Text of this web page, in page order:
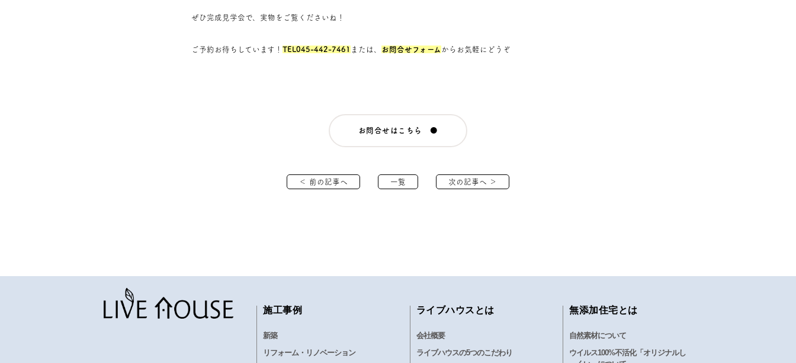
ぜひ完成見学会で、実物をご覧くださいね！
ご予約お待ちしています！ TEL045-442-7461 または、 お問合せフォーム からお気軽にどうぞ
お問合せはこちら ●
＜ 前の記事へ 一覧 次の記事へ ＞
施工事例
新築
リフォーム・リノベーション
ライブハウスとは
会社概要
ライブハウスの5つのこだわり
無添加住宅とは
自然素材について
ウイルス100%不活化「オリジナルし